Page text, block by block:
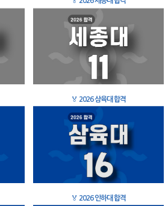
🏅 2026 삼육대 합격
🏅 2026 인하대 합격